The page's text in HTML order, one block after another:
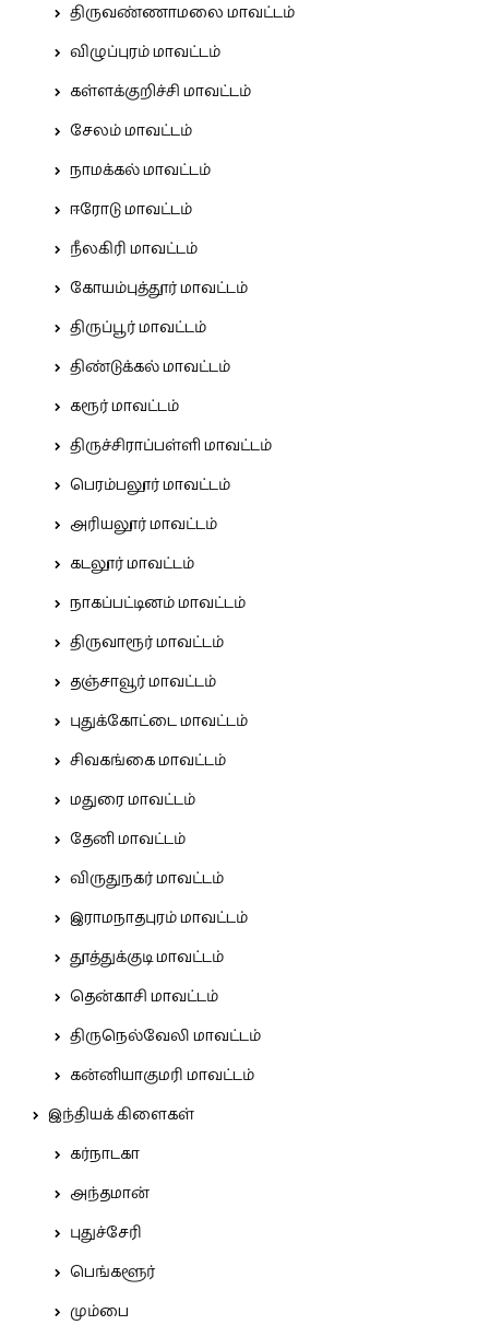
திருவண்ணாமலை மாவட்டம்
விழுப்புரம் மாவட்டம்
கள்ளக்குறிச்சி மாவட்டம்
சேலம் மாவட்டம்
நாமக்கல் மாவட்டம்
ஈரோடு மாவட்டம்
நீலகிரி மாவட்டம்
கோயம்புத்தூர் மாவட்டம்
திருப்பூர் மாவட்டம்
திண்டுக்கல் மாவட்டம்
கரூர் மாவட்டம்
திருச்சிராப்பள்ளி மாவட்டம்
பெரம்பலூர் மாவட்டம்
அரியலூர் மாவட்டம்
கடலூர் மாவட்டம்
நாகப்பட்டினம் மாவட்டம்
திருவாரூர் மாவட்டம்
தஞ்சாவூர் மாவட்டம்
புதுக்கோட்டை மாவட்டம்
சிவகங்கை மாவட்டம்
மதுரை மாவட்டம்
தேனி மாவட்டம்
விருதுநகர் மாவட்டம்
இராமநாதபுரம் மாவட்டம்
தூத்துக்குடி மாவட்டம்
தென்காசி மாவட்டம்
திருநெல்வேலி மாவட்டம்
கன்னியாகுமரி மாவட்டம்
இந்தியக் கிளைகள்
கர்நாடகா
அந்தமான்
புதுச்சேரி
பெங்களூர்
மும்பை